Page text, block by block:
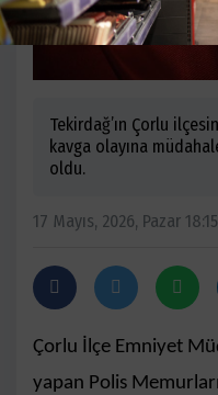
Tekirdağ’ın Çorlu
kavga olayına
oldu.
17 Mayıs, 2026, Pazar 18:15
Çorlu İlçe Emniyet
yapan Polis